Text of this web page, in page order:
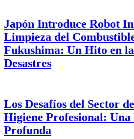
Japón Introduce Robot
Limpieza del
Fukushima: Un Hito en
Desastres
Los Desafíos del Sector
Higiene Profesional:
Profunda